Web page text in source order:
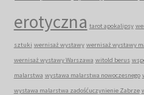
erotyczna tarot apokalipsy
sztuki wernisaż wystawy wernisaż wystawy
wernisaż wystawy Warszawa witold berus
malarstwa wystawa malarstwa nowoczesnego
wystawa malarstwa zadośćuczynienie Zabrze